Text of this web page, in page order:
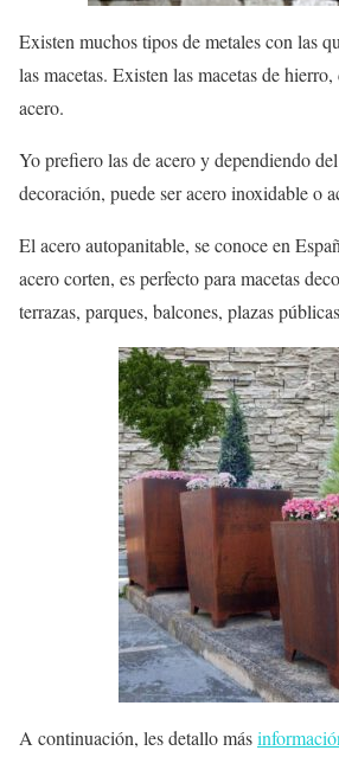
Existen muchos tipos de metales con las
las macetas. Existen las macetas de
acero.
Yo prefiero las de acero y dependiendo
decoración, puede ser acero inoxidable o
El acero autopanitable, se conoce en
acero corten, es perfecto para macetas
terrazas, parques, balcones, plazas
A continuación, les detallo más